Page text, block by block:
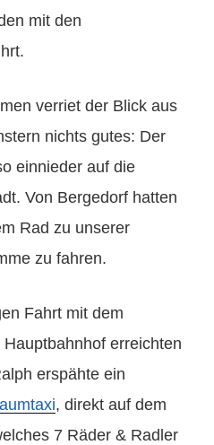
mit den
verriet der Blick aus
nichts gutes: Der
einnieder auf die
Von Bergedorf hatten
Rad zu unserer
zu fahren.
Fahrt mit dem
erreichten
erspähte ein
, direkt auf dem
7 Räder & Radler